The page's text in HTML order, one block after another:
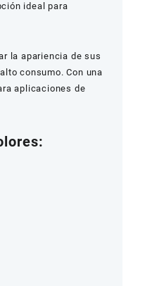
ideal para
la apariencia de sus
consumo. Con una
aplicaciones de